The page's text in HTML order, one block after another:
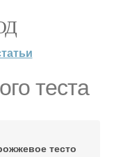
теста
тесто